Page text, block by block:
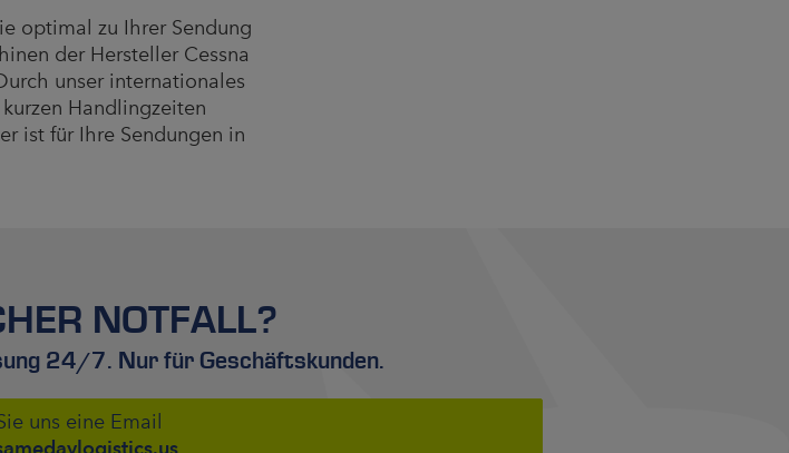
optimal zu Ihrer Sendung
der Hersteller Cessna
unser internationales
Handlingzeiten
ist für Ihre Sendungen in
NOTFALL?
24/7. Nur für Geschäftskunden.
uns eine Email